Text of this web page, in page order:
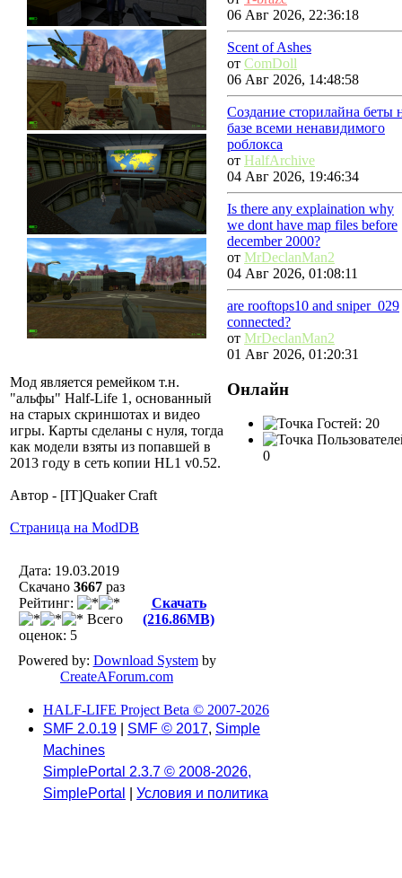
Мод является ремейком т.н.
"альфы" Half-Life 1, основанный
на старых скриншотах и видео
игры. Карты сделаны с нуля, тогда
как модели взяты из попавшей в
2013 году в сеть копии HL1 v0.52.
Автор - [IT]Quaker Craft
Страница на ModDB
Дата: 19.03.2019
Скачано 3667 раз
Рейтинг:
Всего
оценок: 5
Скачать
(216.86MB)
Powered by: Download Systemby
CreateAForum.com
06 Авг 2026, 22:36:18
Scent of Ashes
от ComDoll
06 Авг 2026, 14:48:58
Создание сторилайна беты
базе всеми ненавидимого
роблокса
от HalfArchive
04 Авг 2026, 19:46:34
Is there any explaination why
we dont have map files before
december 2000?
от MrDeclanMan2
04 Авг 2026, 01:08:11
are rooftops10 and sniper_029
connected?
от MrDeclanMan2
01 Авг 2026, 01:20:31
Онлайн
Гостей: 20
0
HALF-LIFE Project Beta © 2007-2026
SMF 2.0.19
SMF © 2017, Simple
Machines
SimplePortal 2.3.7 © 2008-2026,
SimplePortal
Условия и политика